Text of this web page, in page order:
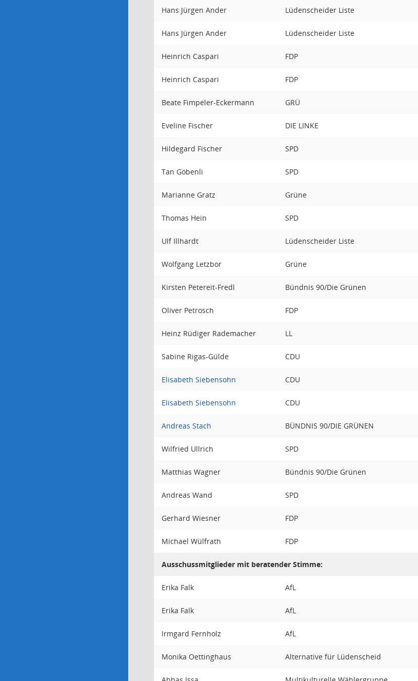
Hans Jürgen Ander Lüdenscheider Liste
Hans Jürgen Ander Lüdenscheider Liste
Heinrich Caspari FDP
Heinrich Caspari FDP
Beate Fimpeler-Eckermann GRÜ
Eveline Fischer DIE LINKE
Hildegard Fischer SPD
Tan Göbenli SPD
Marianne Gratz Grüne
Thomas Hein SPD
Ulf Illhardt Lüdenscheider Liste
Wolfgang Letzbor Grüne
Kirsten Petereit-Fredl Bündnis 90/Die Grünen
Oliver Petrosch FDP
Heinz Rüdiger Rademacher LL
Sabine Rigas-Gülde CDU
Elisabeth Siebensohn CDU
Elisabeth Siebensohn CDU
Andreas Stach BÜNDNIS 90/DIE GRÜNEN
Wilfried Ullrich SPD
Matthias Wagner Bündnis 90/Die Grünen
Andreas Wand SPD
Gerhard Wiesner FDP
Michael Wülfrath FDP
Ausschussmitglieder mit beratender Stimme:
Erika Falk AfL
Erika Falk AfL
Irmgard Fernholz AfL
Monika Oettinghaus Alternative für Lüdenscheid